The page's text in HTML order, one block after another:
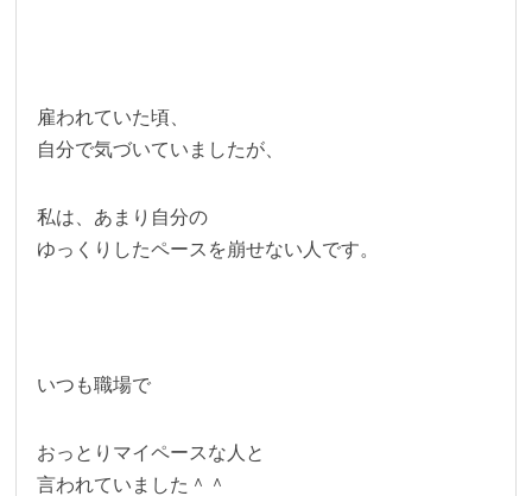
雇われていた頃、
自分で気づいていましたが、
私は、あまり自分の
ゆっくりしたペースを崩せない人です。
いつも職場で
おっとりマイペースな人と
言われていました＾＾